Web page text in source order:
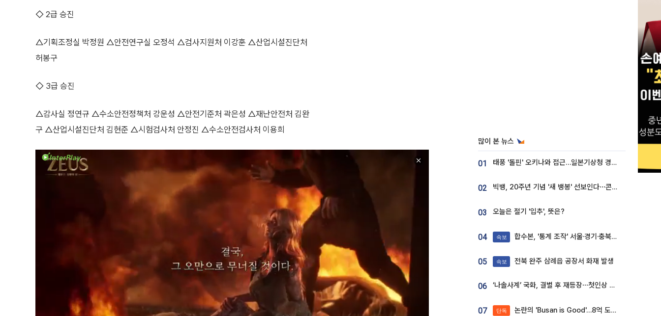
◇ 2급 승진
△기획조정실 박정원 △안전연구실 오정석 △검사지원처 이강훈 △산업시설진단처
허봉구
◇ 3급 승진
△감사실 정연규 △수소안전정책처 강운성 △안전기준처 곽은성 △재난안전처 김완
구 △산업시설진단처 김현준 △시험검사처 안정진 △수소안전검사처 이용희
많이 본 뉴스
01 태풍 '돌핀' 오키나와 접근…일본기상청 경로 업데이트
02 빅뱅, 20주년 기념 '새 뱅봉' 선보인다⋯콘서트 앞두고 팝업 개최
03 오늘은 절기 '입추', 뜻은?
04 속보 합수본, '통계 조작' 서울·경기·충북 선관위 등 추가 압수수색
05 속보 전북 완주 삼례읍 공장서 화재 발생
06 ‘나솔사계’ 국화, 결별 후 재등장⋯첫인상 투표 휩쓸고 ‘인기녀’ 등극
07 단독 논란의 'Busan is Good'…8억 도시브랜드, 용산 대통령실 CI 업체가 수행